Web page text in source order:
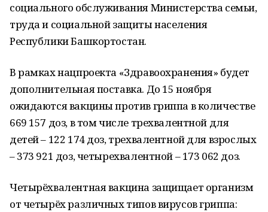
социального обслуживания Министерства семьи,
труда и социальной защиты населения
Республики Башкортостан.
В рамках нацпроекта «Здравоохранения» будет
дополнительная поставка. До 15 ноября
ожидаются вакцины против гриппа в количестве
669 157 доз, в том числе трехвалентной для
детей – 122 174 доз, трехвалентной для взрослых
– 373 921 доз, четырехвалентной – 173 062 доз.
Четырёхвалентная вакцина защищает организм
от четырёх различных типов вирусов гриппа: